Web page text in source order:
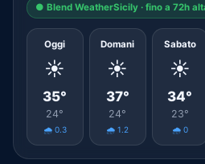
● Blend WeatherSicily · fino a 72h
Oggi
☀️
35°
24°
🌧️ 0.3
Domani
☀️
37°
24°
🌧️ 1.2
Sabato
☀️
34°
23°
🌧️ 0